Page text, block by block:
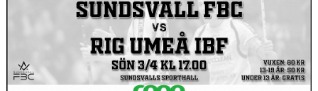
INTRESSEANMÄLAN
SARGVAKTSCHEMA